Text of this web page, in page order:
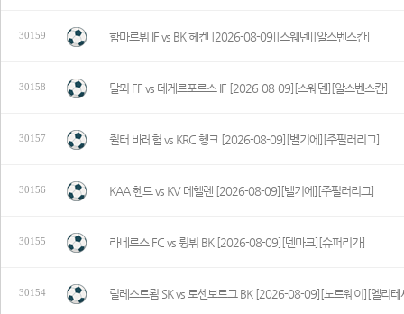
30159 함마르뷔 IF vs BK 헤켄 [2026-08-09][스웨덴][알스벤스칸]
30158 말뫼 FF vs 데게르포르스 IF [2026-08-09][스웨덴][알스벤스칸]
30157 쥘터 바레험 vs KRC 헹크 [2026-08-09][벨기에][주필러리그]
30156 KAA 헨트 vs KV 메헬렌 [2026-08-09][벨기에][주필러리그]
30155 라네르스 FC vs 륑뷔 BK [2026-08-09][덴마크][슈퍼리가]
30154 릴레스트룀 SK vs 로센보르그 BK [2026-08-09][노르웨이][엘리테